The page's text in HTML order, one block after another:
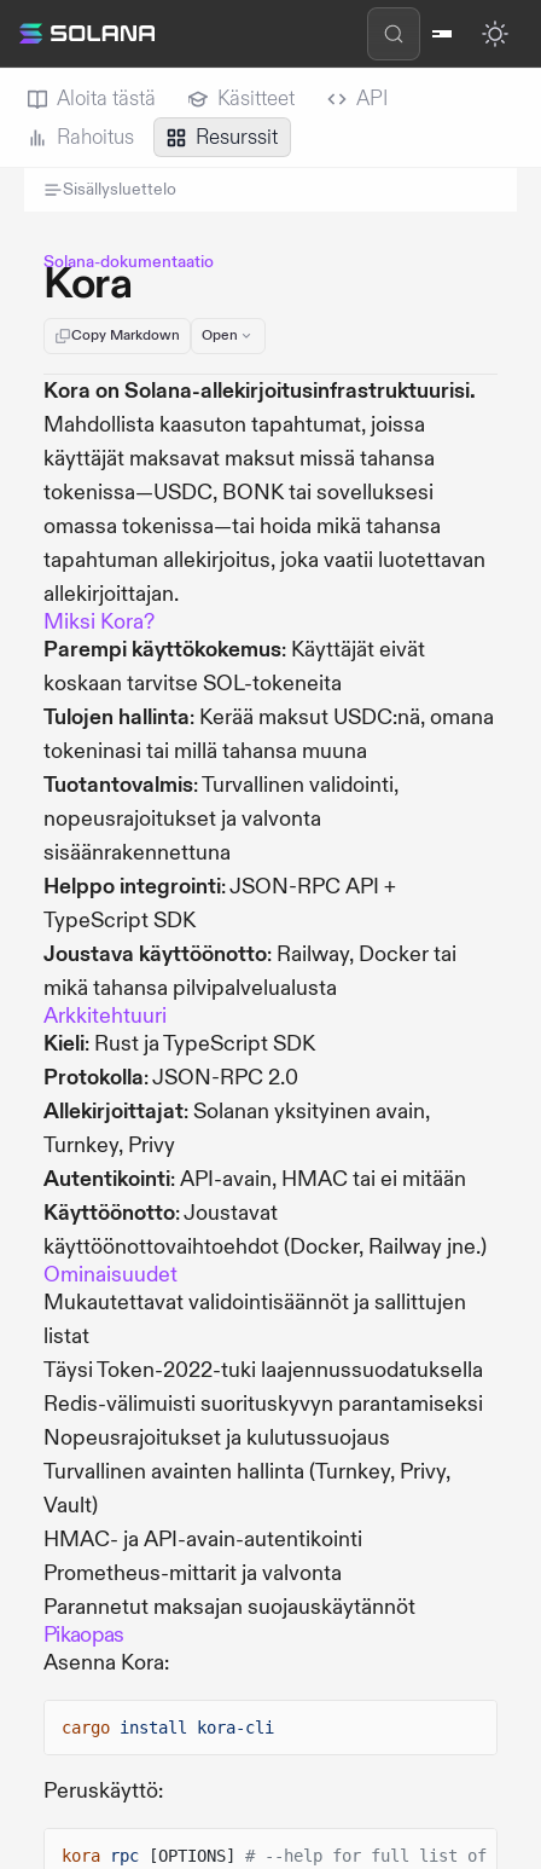
Aloita tästä Käsitteet
API
Rahoitus
Resurssit
Sisällysluettelo
Solana-dokumentaatio
Kora
Copy Markdown Open
Kora on Solana-allekirjoitusinfrastruktuurisi.
Mahdollista kaasuton tapahtumat, joissa
käyttäjät maksavat maksut missä tahansa
tokenissa—USDC, BONK tai sovelluksesi
omassa tokenissa—tai hoida mikä tahansa
tapahtuman allekirjoitus, joka vaatii luotettavan
allekirjoittajan.
Miksi Kora?
Parempi käyttökokemus: Käyttäjät eivät
koskaan tarvitse SOL-tokeneita
Tulojen hallinta: Kerää maksut USDC:nä, omana
tokeninasi tai millä tahansa muuna
Tuotantovalmis: Turvallinen validointi,
nopeusrajoitukset ja valvonta
sisäänrakennettuna
Helppo integrointi: JSON-RPC API +
TypeScript SDK
Joustava käyttöönotto: Railway, Docker tai
mikä tahansa pilvipalvelualusta
Arkkitehtuuri
Kieli: Rust ja TypeScript SDK
Protokolla: JSON-RPC 2.0
Allekirjoittajat: Solanan yksityinen avain,
Turnkey, Privy
Autentikointi: API-avain, HMAC tai ei mitään
Käyttöönotto: Joustavat
käyttöönottovaihtoehdot (Docker, Railway jne.)
Ominaisuudet
Mukautettavat validointisäännöt ja sallittujen
listat
Täysi Token-2022-tuki laajennussuodatuksella
Redis-välimuisti suorituskyvyn parantamiseksi
Nopeusrajoitukset ja kulutussuojaus
Turvallinen avainten hallinta (Turnkey, Privy,
Vault)
HMAC- ja API-avain-autentikointi
Prometheus-mittarit ja valvonta
Parannetut maksajan suojauskäytännöt
Pikaopas
Asenna Kora:
cargo install kora-cli
Peruskäyttö:
kora rpc [OPTIONS] # --help for full list of